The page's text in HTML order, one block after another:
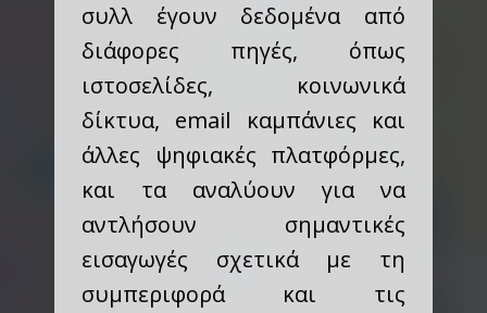
συλλ έγουν δεδομένα από
διάφορες πηγές, όπως
ιστοσελίδες, κοινωνικά
δίκτυα, email καμπάνιες και
άλλες ψηφιακές πλατφόρμες,
και τα αναλύουν για να
αντλήσουν σημαντικές
εισαγωγές σχετικά με τη
συμπεριφορά και τις